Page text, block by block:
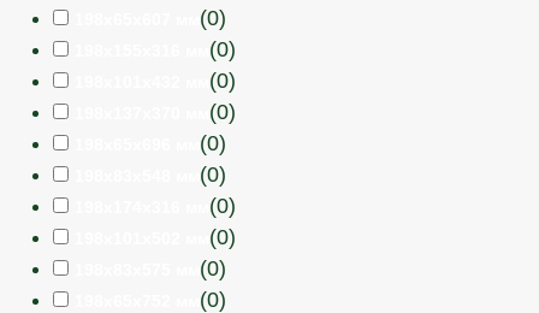
(0)
(0)
(0)
(0)
(0)
(0)
(0)
(0)
(0)
(0)